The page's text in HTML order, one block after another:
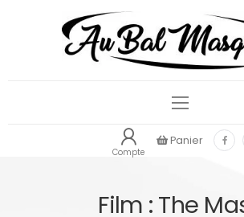
Compte
Panier
Film : The